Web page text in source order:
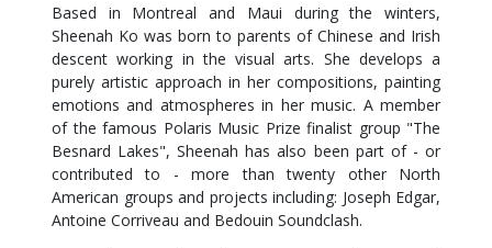
Based in Montreal and Maui during the winters,
Sheenah Ko was born to parents of Chinese and Irish
descent working in the visual arts. She develops a
purely artistic approach in her compositions, painting
emotions and atmospheres in her music. A member
of the famous Polaris Music Prize finalist group "The
Besnard Lakes", Sheenah has also been part of - or
contributed to - more than twenty other North
American groups and projects including: Joseph Edgar,
Antoine Corriveau and Bedouin Soundclash.